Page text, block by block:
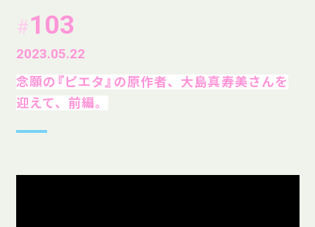
#103
2023.05.22
念願の『ピエタ』の原作者、大島真寿美さんを
迎えて、前編。